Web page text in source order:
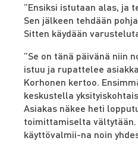
”Ensiksi istutaan alas, ja
Sen jälkeen tehdään
Sitten käydään
”Se on tänä päivänä niin
istuu ja rupattelee
Korhonen kertoo.
keskustella
Asiakas näkee heti
toimittamiselta
käyttövalmii-na noin